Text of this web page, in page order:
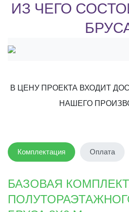
ИЗ ЧЕГО
В ЦЕНУ ПРОЕКТА ВХОДИТ
НАШЕГО
Комплектация Оплата
БАЗОВАЯ